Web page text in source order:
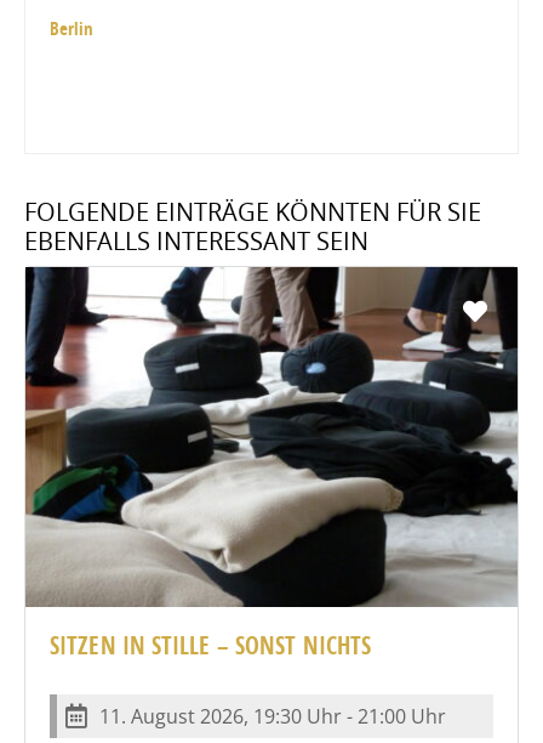
Berlin
FOLGENDE EINTRÄGE KÖNNTEN FÜR SIE
EBENFALLS INTERESSANT SEIN
SITZEN IN STILLE – SONST NICHTS
11. August 2026, 19:30 Uhr - 21:00 Uhr